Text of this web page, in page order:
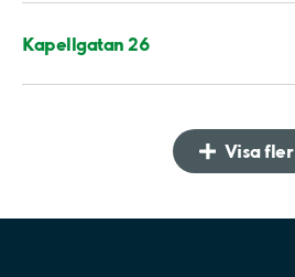
Kapellgatan 26
Visa fler